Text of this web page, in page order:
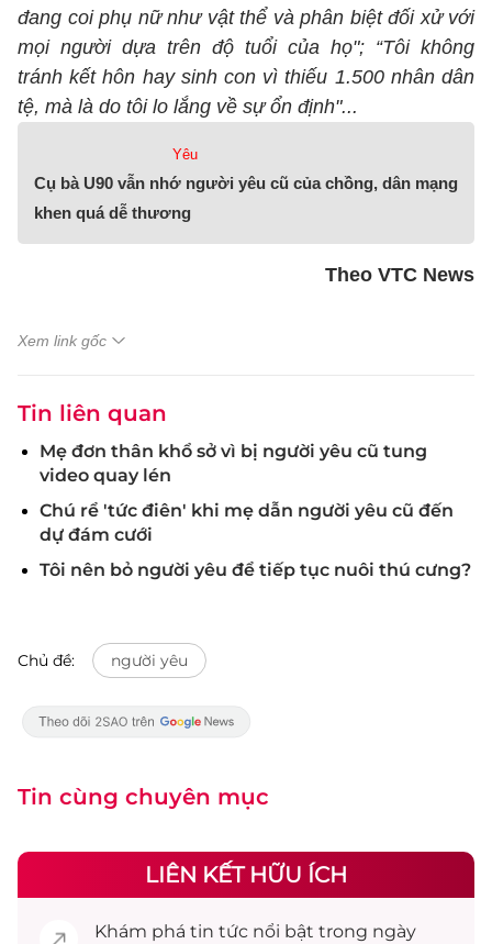
đang coi phụ nữ như vật thể và phân biệt đối xử với
mọi người dựa trên độ tuổi của họ"; “Tôi không
tránh kết hôn hay sinh con vì thiếu 1.500 nhân dân
tệ, mà là do tôi lo lắng về sự ổn định"...
Yêu
Cụ bà U90 vẫn nhớ người yêu cũ của chồng, dân mạng
khen quá dễ thương
Theo VTC News
Xem link gốc
Tin liên quan
Mẹ đơn thân khổ sở vì bị người yêu cũ tung
video quay lén
Chú rể 'tức điên' khi mẹ dẫn người yêu cũ đến
dự đám cưới
Tôi nên bỏ người yêu để tiếp tục nuôi thú cưng?
Chủ đề: người yêu
Tin cùng chuyên mục
LIÊN KẾT HỮU ÍCH
Khám phá tin tức nổi bật trong ngày